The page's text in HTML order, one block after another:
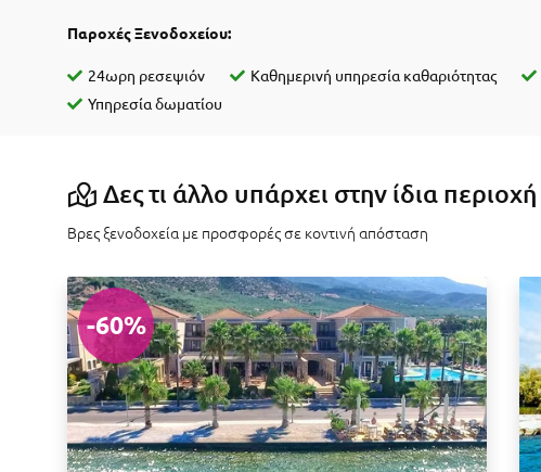
Παροχές Ξενοδοχείου:
24ωρη ρεσεψιόν Καθημερινή υπηρεσία καθαριότητας
Υπηρεσία δωματίου
Δες τι άλλο υπάρχει στην ίδια περιοχή
Βρες ξενοδοχεία με προσφορές σε κοντινή απόσταση
-60%